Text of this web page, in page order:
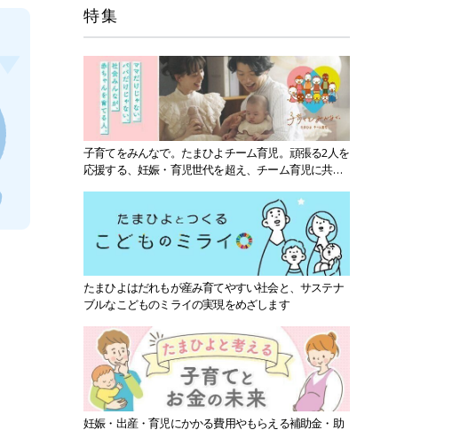
特集
子育てをみんなで。たまひよチーム育児。頑張る2人を
応援する、妊娠・育児世代を超え、チーム育児に共感
たまひよはだれもが産み育てやすい社会と、サステナ
ブルなこどものミライの実現をめざします
妊娠・出産・育児にかかる費用やもらえる補助金・助